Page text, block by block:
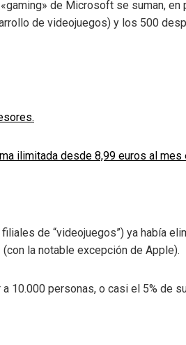
de Microsoft se suman,
de videojuegos) y los 500
ilimitada desde 8,99 euros al mes
de “videojuegos”) ya había
la notable excepción de Apple).
10.000 personas, o casi el 5% de